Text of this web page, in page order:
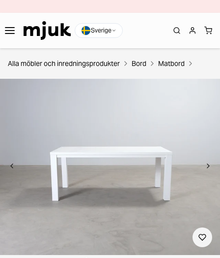
Sverige
Alla möbler och inredningsprodukter Bord Matbord